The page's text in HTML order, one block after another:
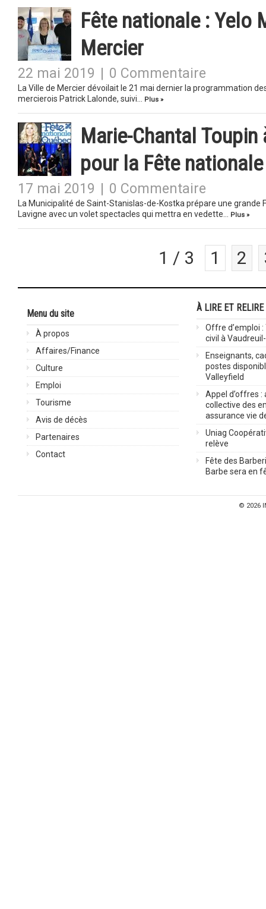
Fête nationale : Yelo
Mercier
22 mai 2019 0 Commentaire
La Ville de Mercier dévoilait le 21 mai dernier la programmation
mercierois Patrick Lalonde, suivi…
Plus »
Marie-Chantal
pour la Fête nationale
17 mai 2019 0 Commentaire
La Municipalité de Saint-Stanislas-de-Kostka prépare une
Lavigne avec un volet spectacles qui mettra en vedette…
Plus »
1 / 3 1 2
Menu du site
À propos
Affaires/Finance
Culture
Emploi
Tourisme
Avis de décès
Partenaires
Contact
À LIRE ET RELIRE
Offre d’emploi
civil à
Enseignants,
postes
Valleyfield
Appel d’offres :
collective des
assurance vie
Uniag
relève
Fête des
Barbe sera en
© 2026